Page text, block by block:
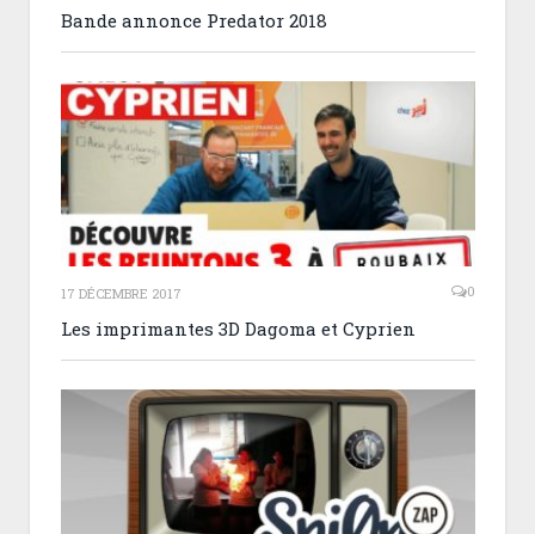
Bande annonce Predator 2018
17 DÉCEMBRE 2017 0
Les imprimantes 3D Dagoma et Cyprien